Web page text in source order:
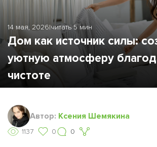
14 мая, 2026|читать 5 мин
Дом как источник силы:
уютную атмосферу
чистоте
Автор: Ксения Шемякина
1137 0 0